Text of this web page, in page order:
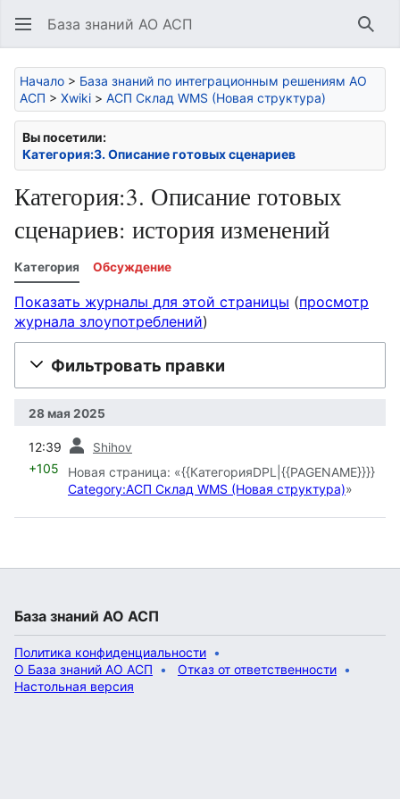
База знаний АО АСП
Начало > База знаний по интеграционным решениям АО
АСП > Xwiki > АСП Склад WMS (Новая структура)
Вы посетили:
Категория:3. Описание готовых сценариев
Категория:3. Описание готовых
сценариев: история изменений
Категория Обсуждение
Показать журналы для этой страницы (просмотр
журнала злоупотреблений)
Фильтровать правки
28 мая 2025
12:39 Shihov
+105
Новая страница: «{{КатегорияDPL|{{PAGENAME}}}}
Category:АСП Склад WMS (Новая структура)»
База знаний АО АСП
Политика конфиденциальности
О База знаний АО АСП
Отказ от ответственности
Настольная версия